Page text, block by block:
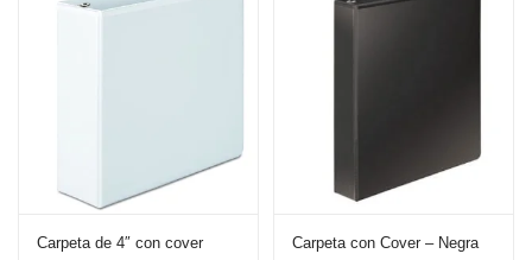
Carpeta de 4″ con cover Carpeta con Cover – Negra